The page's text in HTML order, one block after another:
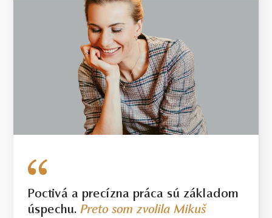
Poctivá a precízna práca sú základom
úspechu.Preto som zvolila Mikuš